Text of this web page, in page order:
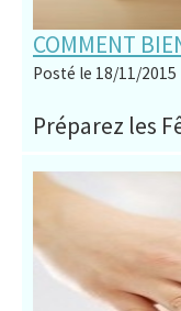
COMMENT
Posté le 18/11/2015
Préparez les